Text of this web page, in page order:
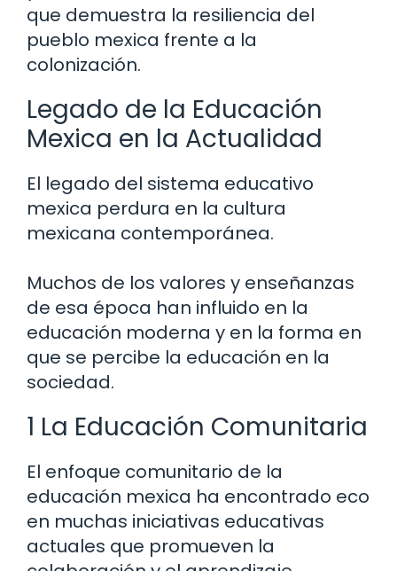
que demuestra la resiliencia del
pueblo mexica frente a la
colonización.
Legado de la Educación
Mexica en la Actualidad
El legado del sistema educativo
mexica perdura en la cultura
mexicana contemporánea.
Muchos de los valores y enseñanzas
de esa época han influido en la
educación moderna y en la forma en
que se percibe la educación en la
sociedad.
1 La Educación Comunitaria
El enfoque comunitario de la
educación mexica ha encontrado eco
en muchas iniciativas educativas
actuales que promueven la